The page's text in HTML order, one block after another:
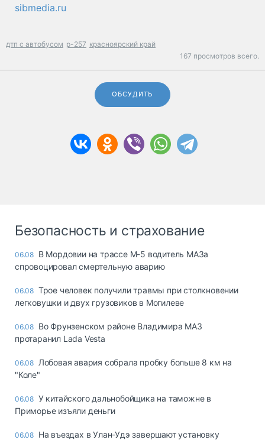
sibmedia.ru
дтп с автобусом р-257 красноярский край
167 просмотров всего.
ОБСУДИТЬ
Безопасность и страхование
06.08 В Мордовии на трассе М-5 водитель МАЗа
спровоцировал смертельную аварию
06.08 Трое человек получили травмы при столкновении
легковушки и двух грузовиков в Могилеве
06.08 Во Фрунзенском районе Владимира МАЗ
протаранил Lada Vesta
06.08 Лобовая авария собрала пробку больше 8 км на
"Коле"
06.08 У китайского дальнобойщика на таможне в
Приморье изъяли деньги
06.08 Ha въeздax в Улaн-Удэ зaвepшaют ycтaнoвкy